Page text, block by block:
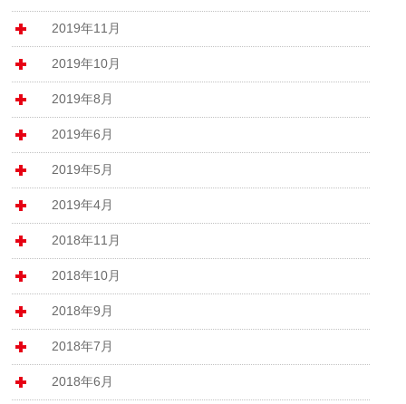
2019年11月
2019年10月
2019年8月
2019年6月
2019年5月
2019年4月
2018年11月
2018年10月
2018年9月
2018年7月
2018年6月